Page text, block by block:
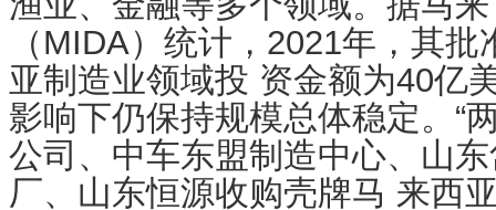
（MIDA）统计，2021年，其
亚制造业领域投 资金额为40亿
影响下仍保持规模总体稳定。“
公司、中车东盟制造中心、山
厂、山东恒源收购壳牌马 来西